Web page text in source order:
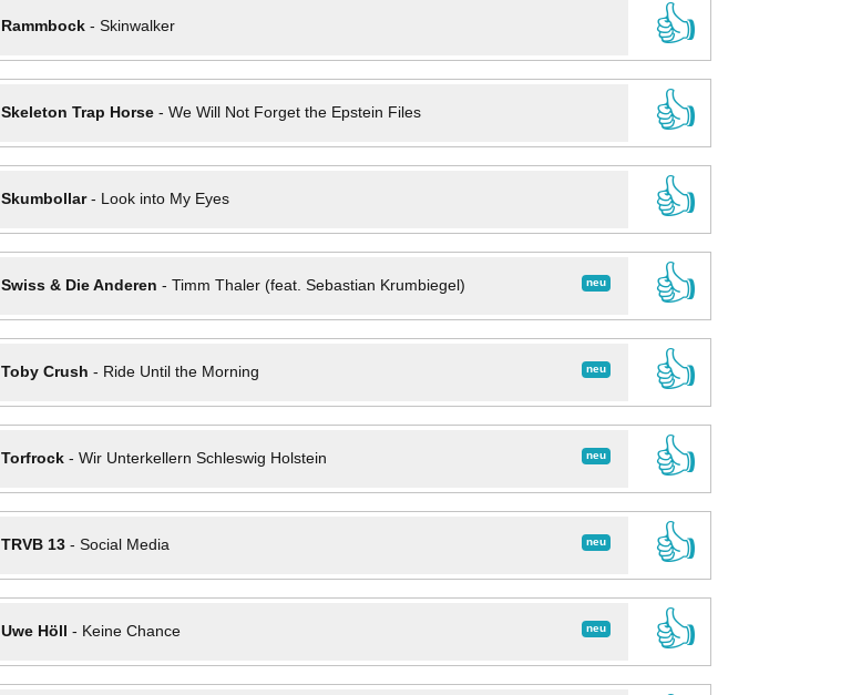
Rammbock- Skinwalker
👍
Skeleton Trap Horse- We Will Not Forget the Epstein Files
👍
Skumbollar- Look into My Eyes
👍
neu
Swiss & Die Anderen - Timm Thaler (feat. Sebastian Krumbiegel)
👍
neu
Toby Crush - Ride Until the Morning
👍
neu
Torfrock- Wir Unterkellern Schleswig Holstein
👍
neu
TRVB 13- Social Media
👍
neu
Uwe Höll - Keine Chance
👍